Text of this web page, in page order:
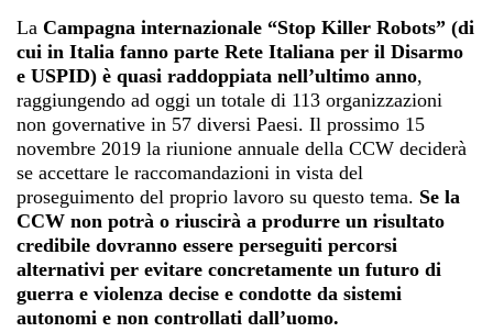
La Campagna internazionale “Stop Killer Robots” (di
cui in Italia fanno parte Rete Italiana per il Disarmo
e USPID) è quasi raddoppiata nell’ultimo anno,
raggiungendo ad oggi un totale di 113 organizzazioni
non governative in 57 diversi Paesi. Il prossimo 15
novembre 2019 la riunione annuale della CCW deciderà
se accettare le raccomandazioni in vista del
proseguimento del proprio lavoro su questo tema. Se la
CCW non potrà o riuscirà a produrre un risultato
credibile dovranno essere perseguiti percorsi
alternativi per evitare concretamente un futuro di
guerra e violenza decise e condotte da sistemi
autonomi e non controllati dall’uomo.